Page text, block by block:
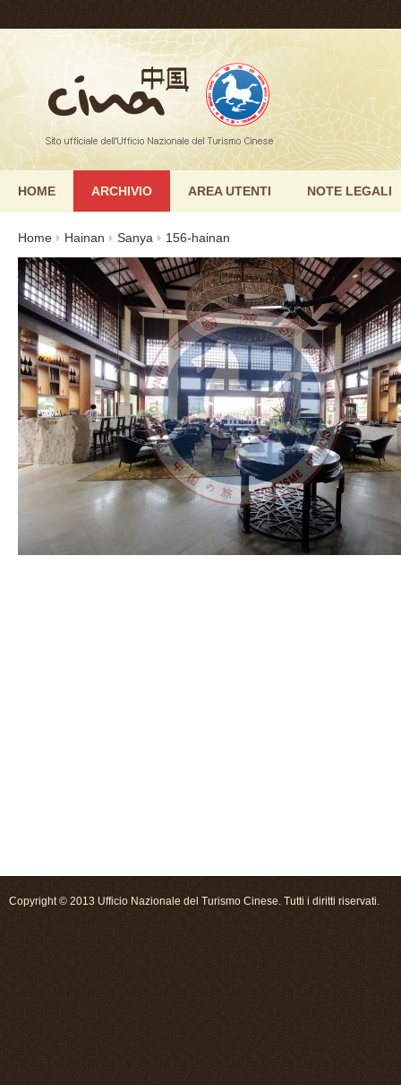
HOME ARCHIVIO AREA UTENTI NOTE LEGALI
Home Hainan Sanya 156-hainan
Copyright © 2013 Ufficio Nazionale del Turismo Cinese. Tutti i diritti riservati.